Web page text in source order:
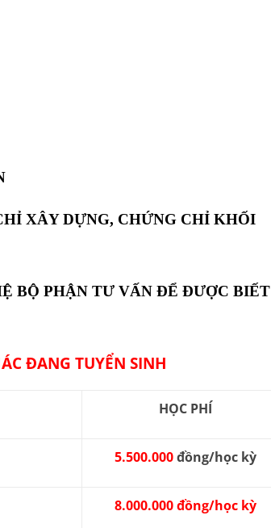
XÂY DỰNG, CHỨNG CHỈ KHỐI
BỘ PHẬN TƯ VẤN ĐỂ ĐƯỢC BIẾT
ĐANG TUYỂN SINH
HỌC PHÍ
5.500.000đồng/học kỳ
8.000.000 đồng/học kỳ